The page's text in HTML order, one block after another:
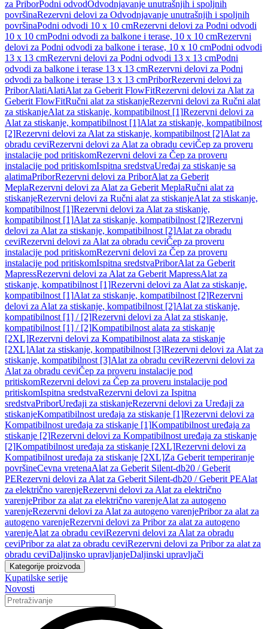
za PriborPodni odvodOdvodnjavanje unutrašnjih i spoljnih
površinaRezervni delovi za Odvodnjavanje unutrašnjih i spoljnih
površinaPodni odvodi 10 x 10 cmRezervni delovi za Podni odvodi
10 x 10 cmPodni odvodi za balkone i terase, 10 x 10 cmRezervni
delovi za Podni odvodi za balkone i terase, 10 x 10 cmPodni odvodi
13 x 13 cmRezervni delovi za Podni odvodi 13 x 13 cmPodni
odvodi za balkone i terase 13 x 13 cmRezervni delovi za Podni
odvodi za balkone i terase 13 x 13 cmPriborRezervni delovi za
PriborAlatiAlatiAlat za Geberit FlowFitRezervni delovi za Alat za
Geberit FlowFitRučni alat za stiskanjeRezervni delovi za Ručni alat
za stiskanjeAlat za stiskanje, kompatibilnost [1]Rezervni delovi za
Alat za stiskanje, kompatibilnost [1]Alat za stiskanje, kompatibilnost
[2]Rezervni delovi za Alat za stiskanje, kompatibilnost [2]Alat za
obradu ceviRezervni delovi za Alat za obradu ceviČep za proveru
instalacije pod pritiskomRezervni delovi za Čep za proveru
instalacije pod pritiskomIspitna sredstvaUređaj za stiskanje sa
alatimaPriborRezervni delovi za PriborAlat za Geberit
MeplaRezervni delovi za Alat za Geberit MeplaRučni alat za
stiskanjeRezervni delovi za Ručni alat za stiskanjeAlat za stiskanje,
kompatibilnost [1]Rezervni delovi za Alat za stiskanje,
kompatibilnost [1]Alat za stiskanje, kompatibilnost [2]Rezervni
delovi za Alat za stiskanje, kompatibilnost [2]Alat za obradu
ceviRezervni delovi za Alat za obradu ceviČep za proveru
instalacije pod pritiskomRezervni delovi za Čep za proveru
instalacije pod pritiskomIspitna sredstvaPriborAlat za Geberit
MapressRezervni delovi za Alat za Geberit MapressAlat za
stiskanje, kompatibilnost [1]Rezervni delovi za Alat za stiskanje,
kompatibilnost [1]Alat za stiskanje, kompatibilnost [2]Rezervni
delovi za Alat za stiskanje, kompatibilnost [2]Alat za stiskanje,
kompatibilnost [1] / [2]Rezervni delovi za Alat za stiskanje,
kompatibilnost [1] / [2]Kompatibilnost alata za stiskanje
[2XL]Rezervni delovi za Kompatibilnost alata za stiskanje
[2XL]Alat za stiskanje, kompatibilnost [3]Rezervni delovi za Alat za
stiskanje, kompatibilnost [3]Alat za obradu ceviRezervni delovi za
Alat za obradu ceviČep za proveru instalacije pod
pritiskomRezervni delovi za Čep za proveru instalacije pod
pritiskomIspitna sredstvaRezervni delovi za Ispitna
sredstvaPriborUređaji za stiskanjeRezervni delovi za Uređaji za
stiskanjeKompatibilnost uređaja za stiskanje [1]Rezervni delovi za
Kompatibilnost uređaja za stiskanje [1]Kompatibilnost uređaja za
stiskanje [2]Rezervni delovi za Kompatibilnost uređaja za stiskanje
[2]Kompatibilnost uređaja za stiskanje [2XL]Rezervni delovi za
Kompatibilnost uređaja za stiskanje [2XL]Za Geberit temperiranje
površineCevna vretenaAlat za Geberit Silent-db20 / Geberit
PERezervni delovi za Alat za Geberit Silent-db20 / Geberit PEAlat
za električno varenjeRezervni delovi za Alat za električno
varenjePribor za alat za električno varenjeAlat za autogeno
varenjeRezervni delovi za Alat za autogeno varenjePribor za alat za
autogeno varenjeRezervni delovi za Pribor za alat za autogeno
varenjeAlat za obradu ceviRezervni delovi za Alat za obradu
ceviPribor za alat za obradu ceviRezervni delovi za Pribor za alat za
obradu ceviDaljinsko upravljanjeDaljinski upravljači
Kategorije proizvoda
Kupatilske serije
Novosti